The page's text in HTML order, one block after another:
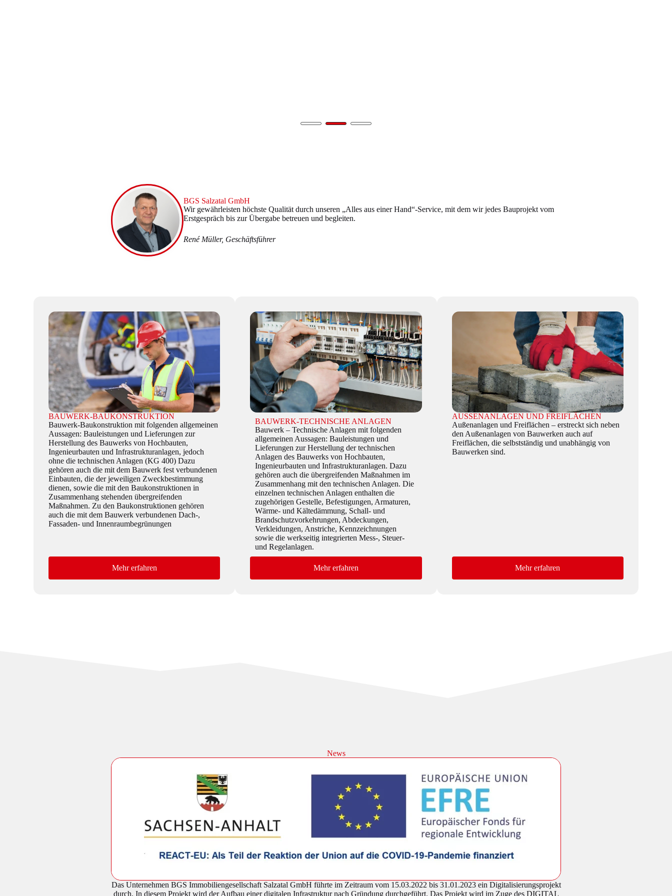
BGS Salzatal GmbH
Wir gewährleisten höchste Qualität durch unseren „Alles aus einer Hand“-Service, mit dem wir jedes Bauprojekt vom
Erstgespräch bis zur Übergabe betreuen und begleiten.
René Müller, Geschäftsführer
BAUWERK-BAUKONSTRUKTION
Bauwerk-Baukonstruktion mit folgenden allgemeinen
Aussagen: Bauleistungen und Lieferungen zur
Herstellung des Bauwerks von Hochbauten,
Ingenieurbauten und Infrastrukturanlagen, jedoch
ohne die technischen Anlagen (KG 400) Dazu
gehören auch die mit dem Bauwerk fest verbundenen
Einbauten, die der jeweiligen Zweckbestimmung
dienen, sowie die mit den Baukonstruktionen in
Zusammenhang stehenden übergreifenden
Maßnahmen. Zu den Baukonstruktionen gehören
auch die mit dem Bauwerk verbundenen Dach-,
Fassaden- und Innenraumbegrünungen
Mehr erfahren
BAUWERK-TECHNISCHE ANLAGEN
Bauwerk – Technische Anlagen mit folgenden
allgemeinen Aussagen: Bauleistungen und
Lieferungen zur Herstellung der technischen
Anlagen des Bauwerks von Hochbauten,
Ingenieurbauten und Infrastrukturanlagen. Dazu
gehören auch die übergreifenden Maßnahmen im
Zusammenhang mit den technischen Anlagen. Die
einzelnen technischen Anlagen enthalten die
zugehörigen Gestelle, Befestigungen, Armaturen,
Wärme- und Kältedämmung, Schall- und
Brandschutzvorkehrungen, Abdeckungen,
Verkleidungen, Anstriche, Kennzeichnungen
sowie die werkseitig integrierten Mess-, Steuer-
und Regelanlagen.
Mehr erfahren
AUSSENANLAGEN UND FREIFLÄCHEN
Außenanlagen und Freiflächen – erstreckt sich neben
den Außenanlagen von Bauwerken auch auf
Freiflächen, die selbstständig und unabhängig von
Bauwerken sind.
Mehr erfahren
News
Das Unternehmen BGS Immobiliengesellschaft Salzatal GmbH führte im Zeitraum vom 15.03.2022 bis 31.01.2023 ein Digitalisierungsprojekt
durch. In diesem Projekt wird der Aufbau einer digitalen Infrastruktur nach Gründung durchgeführt. Das Projekt wird im Zuge des DIGITAL